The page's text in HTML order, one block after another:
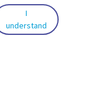
I
understand